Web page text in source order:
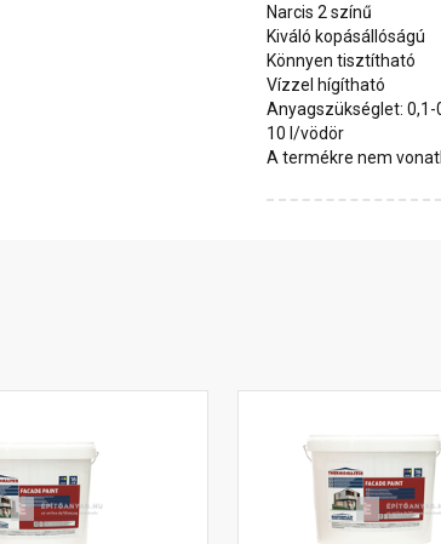
Narcis 2 színű
Kiváló kopásállóságú
Könnyen tisztítható
Vízzel hígítható
Anyagszükséglet:
10 l/vödör
A termékre nem